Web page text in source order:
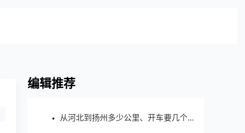
编辑推荐
从河北到扬州多少公里、开车要几个小时？过路费、油费等